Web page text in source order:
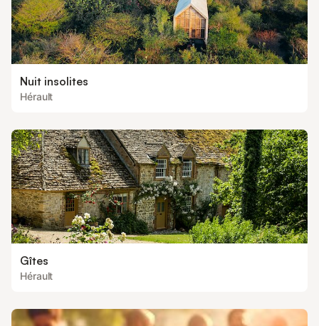
Nuit insolites
Hérault
Gîtes
Hérault